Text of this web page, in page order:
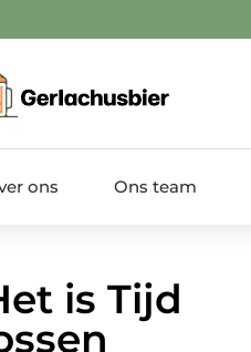
ons Ons team
is Tijd